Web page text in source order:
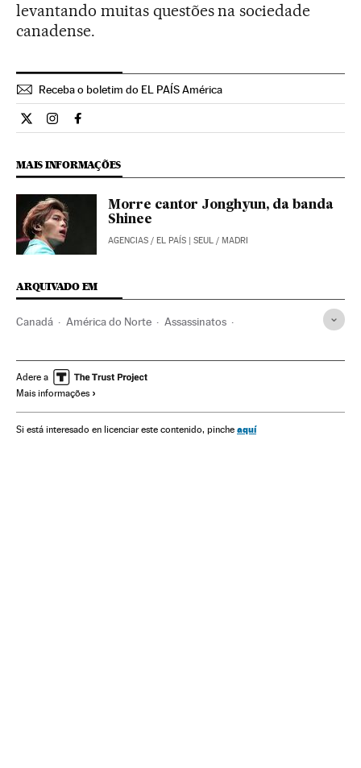
levantando muitas questões na sociedade
canadense.
Receba o boletim do EL PAÍS América
Internacional El País Brasil en Twitter
Internacional El País Brasil en Instagram
Internacional El País Brasil en Facebook
MAIS INFORMAÇÕES
Morre cantor Jonghyun, da banda
Shinee
AGENCIAS / EL PAÍS | SEUL / MADRI
ARQUIVADO EM
Canadá América do Norte Assassinatos
Adere a
Mais informações
Si está interesado en licenciar este contenido, pinche aquí